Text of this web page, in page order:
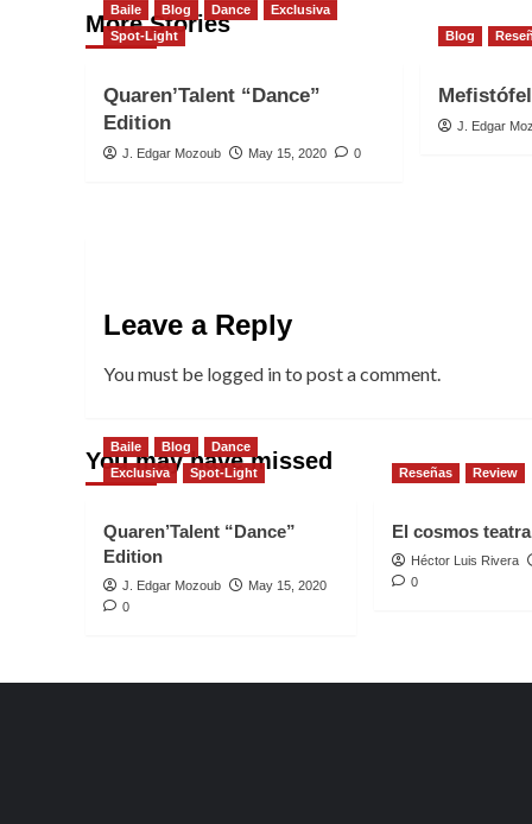
More Stories
Baile Blog Dance
Exclusiva
Spot-Light
Quaren’Talent “Dance”
Edition
J. Edgar Mozoub May 15, 2020 0
Blog
J. Edgar
Leave a Reply
You must be logged into post a comment.
You may have missed
Baile Blog
Dance
Exclusiva
Spot-Light
Quaren’Talent “Dance”
Edition
J. Edgar Mozoub
May 15, 2020
0
Reseñas Review
El cosmos
Héctor Luis Rivera
0